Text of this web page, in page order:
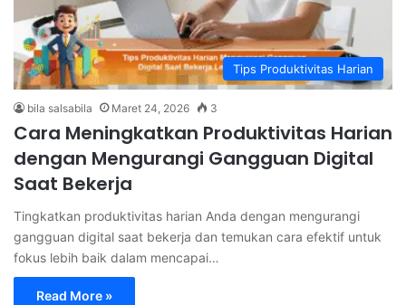
Tips Produktivitas Harian
bila salsabila Maret 24, 2026 3
Cara Meningkatkan Produktivitas Harian
dengan Mengurangi Gangguan Digital
Saat Bekerja
Tingkatkan produktivitas harian Anda dengan mengurangi
gangguan digital saat bekerja dan temukan cara efektif untuk
fokus lebih baik dalam mencapai…
Read More »